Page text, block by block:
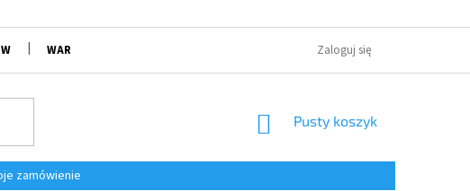
WARUNKI HANDLOWE POLITYKA OCHRONY PRYWATNOŚCI
Zaloguj się
KOSZYK
Pusty koszyk
zamówienie